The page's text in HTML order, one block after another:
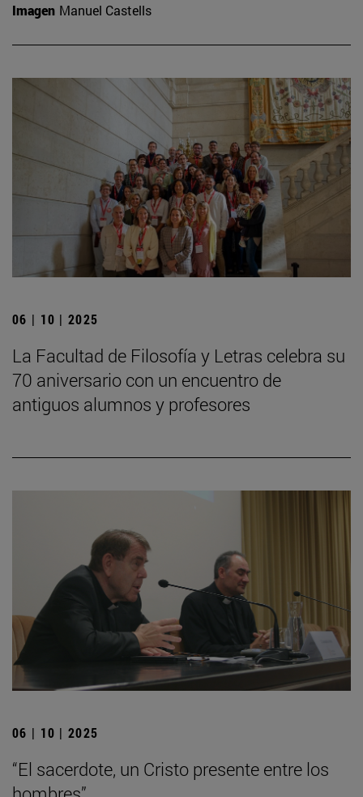
Imagen Manuel Castells
06 | 10 | 2025
La Facultad de Filosofía y Letras celebra su
70 aniversario con un encuentro de
antiguos alumnos y profesores
06 | 10 | 2025
“El sacerdote, un Cristo presente entre los